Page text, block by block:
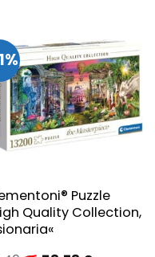
Puzzle
Quality Collection,